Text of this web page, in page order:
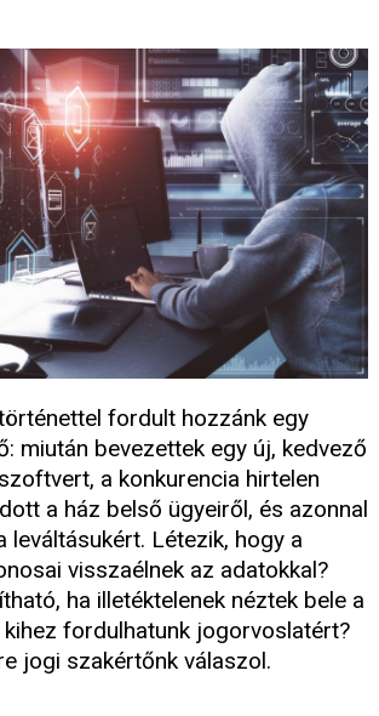
fordult hozzánk egy
miután bevezettek egy új, kedvező
a konkurencia hirtelen
a ház belső ügyeiről, és azonnal
leváltásukért. Létezik, hogy a
visszaélnek az adatokkal?
ha illetéktelenek néztek bele a
fordulhatunk jogorvoslatért?
jogi szakértőnk válaszol.